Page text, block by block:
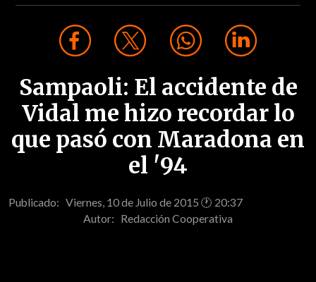
Sampaoli: El accidente de
Vidal me hizo recordar lo
que pasó con Maradona en
el '94
Publicado: Viernes, 10 de Julio de 2015 🕐 20:37
Autor: Redacción Cooperativa